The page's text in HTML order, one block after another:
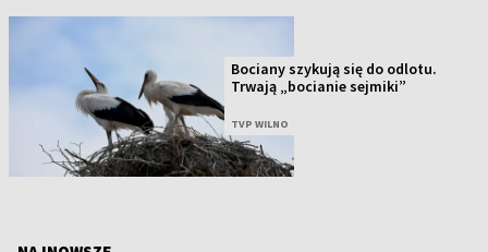
Bociany szykują się do odlotu.
Trwają „bocianie sejmiki”
TVP WILNO